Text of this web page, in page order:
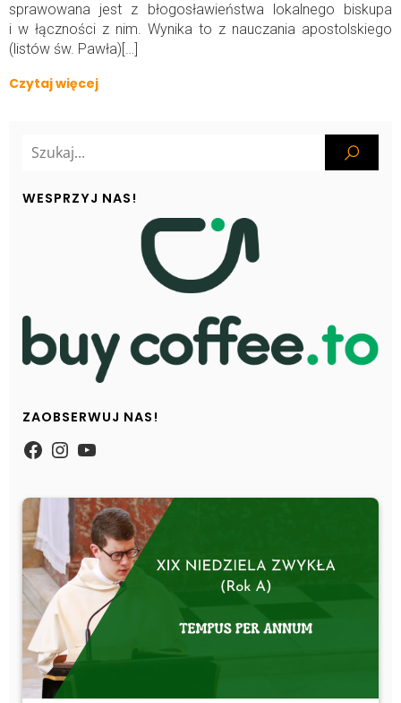
sprawowana jest z błogosławieństwa lokalnego biskupa
i w łączności z nim. Wynika to z nauczania apostolskiego
(listów św. Pawła)[…]
Czytaj więcej
WESPRZYJ NAS!
ZAOBSERWUJ NAS!
https://www.facebook.com/
Instagram
YouTube